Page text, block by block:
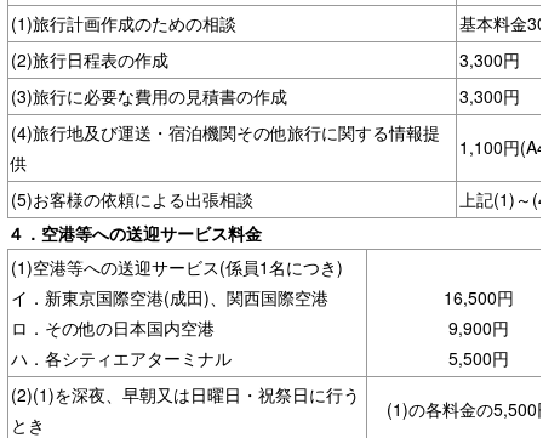
(1)旅行計画作成のための相談
基本料金
(2)旅行日程表の作成
3,300円
(3)旅行に必要な費用の見積書の作成
3,300円
(4)旅行地及び運送・宿泊機関その他旅行に関する情報提
供
1,100円
(5)お客様の依頼による出張相談
上記(1)
４．空港等への送迎サービス料金
(1)空港等への送迎サービス(係員1名につき)
イ．新東京国際空港(成田)、関西国際空港
ロ．その他の日本国内空港
ハ．各シティエアターミナル
16,500円
9,900円
5,500円
(2)(1)を深夜、早朝又は日曜日・祝祭日に行う
とき
(1)の各料金の5,500